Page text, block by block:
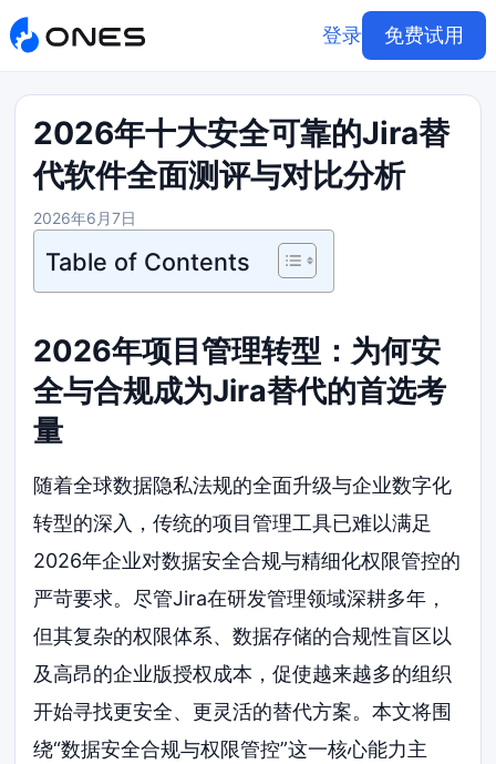
登录 免费试用
2026年十大安全可靠的Jira替
代软件全面测评与对比分析
2026年6月7日
Table of Contents
2026年项目管理转型：为何安
全与合规成为Jira替代的首选考
量
随着全球数据隐私法规的全面升级与企业数字化
转型的深入，传统的项目管理工具已难以满足
2026年企业对数据安全合规与精细化权限管控的
严苛要求。尽管Jira在研发管理领域深耕多年，
但其复杂的权限体系、数据存储的合规性盲区以
及高昂的企业版授权成本，促使越来越多的组织
开始寻找更安全、更灵活的替代方案。本文将围
绕“数据安全合规与权限管控”这一核心能力主